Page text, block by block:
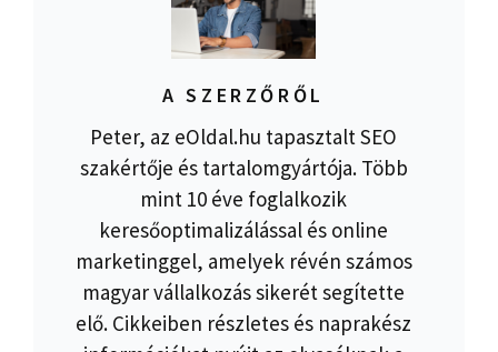
A SZERZŐRŐL
Peter, az eOldal.hu tapasztalt SEO
szakértője és tartalomgyártója. Több
mint 10 éve foglalkozik
keresőoptimalizálással és online
marketinggel, amelyek révén számos
magyar vállalkozás sikerét segítette
elő. Cikkeiben részletes és naprakész